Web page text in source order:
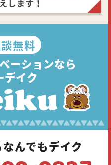
無料
ーションなら
デイク
んでもデイク